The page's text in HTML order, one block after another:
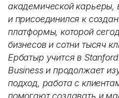
академической карьеры,
и присоединился к
платформы, которой
бизнесов и сотни тысяч
Ербатыр учится в
Business и продолжает
подход, работа с
помогают создавать и